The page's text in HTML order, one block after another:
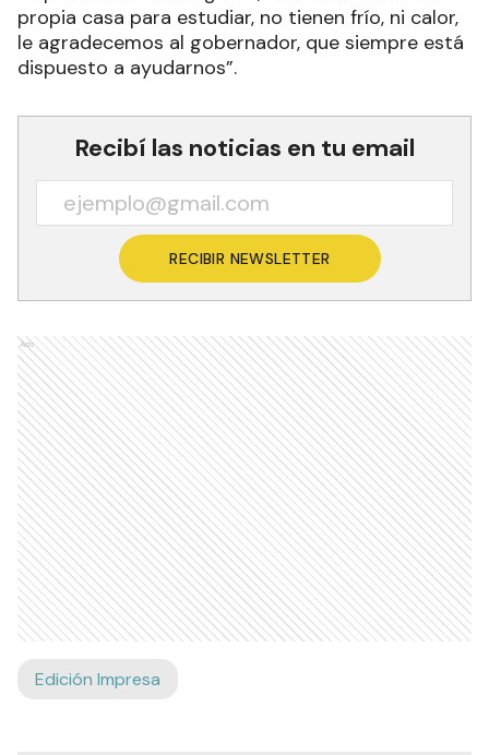
propia casa para estudiar, no tienen frío, ni calor,
le agradecemos al gobernador, que siempre está
dispuesto a ayudarnos”.
Recibí las noticias en tu email
RECIBIR NEWSLETTER
Ads
Edición Impresa